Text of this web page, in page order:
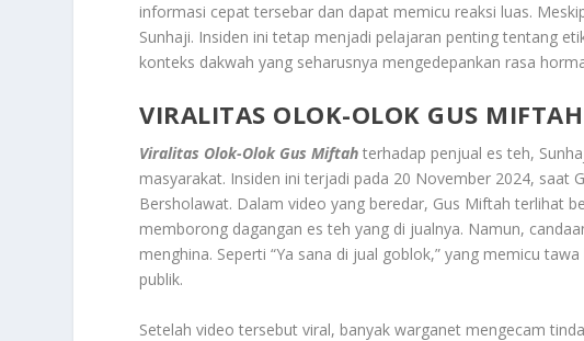
informasi cepat tersebar dan dapat memicu reaksi luas.
Sunhaji. Insiden ini tetap menjadi pelajaran penting tentang
konteks dakwah yang seharusnya mengedepankan rasa
VIRALITAS OLOK-OLOK GUS MIFTAH
Viralitas Olok-Olok Gus Miftah terhadap penjual es teh,
masyarakat. Insiden ini terjadi pada 20 November 2024, saat
Bersholawat. Dalam video yang beredar, Gus Miftah terlihat
memborong dagangan es teh yang di jualnya. Namun,
menghina. Seperti “Ya sana di jual goblok,” yang memicu
publik.
Setelah video tersebut viral, banyak warganet mengecam